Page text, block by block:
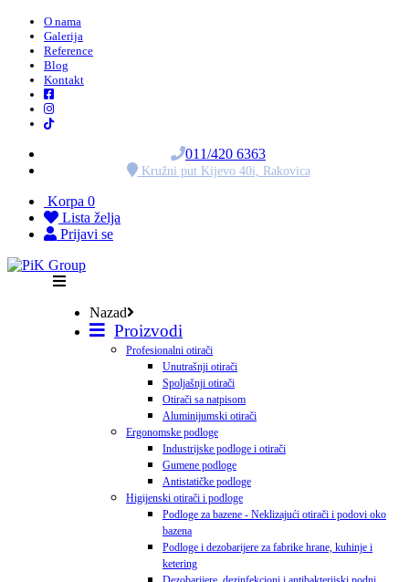
O nama
Galerija
Reference
Blog
Kontakt
011/420 6363
Kružni put Kijevo 40i, Rakovica
Korpa 0
Lista želja
Prijavi se
Nazad
Proizvodi
Profesionalni otirači
Unutrašnji otirači
Spoljašnji otirači
Otirači sa natpisom
Aluminijumski otirači
Ergonomske podloge
Industrijske podloge i otirači
Gumene podloge
Antistatičke podloge
Higijenski otirači i podloge
Podloge za bazene - Neklizajući otirači i podovi oko
bazena
Podloge i dezobarijere za fabrike hrane, kuhinje i
ketering